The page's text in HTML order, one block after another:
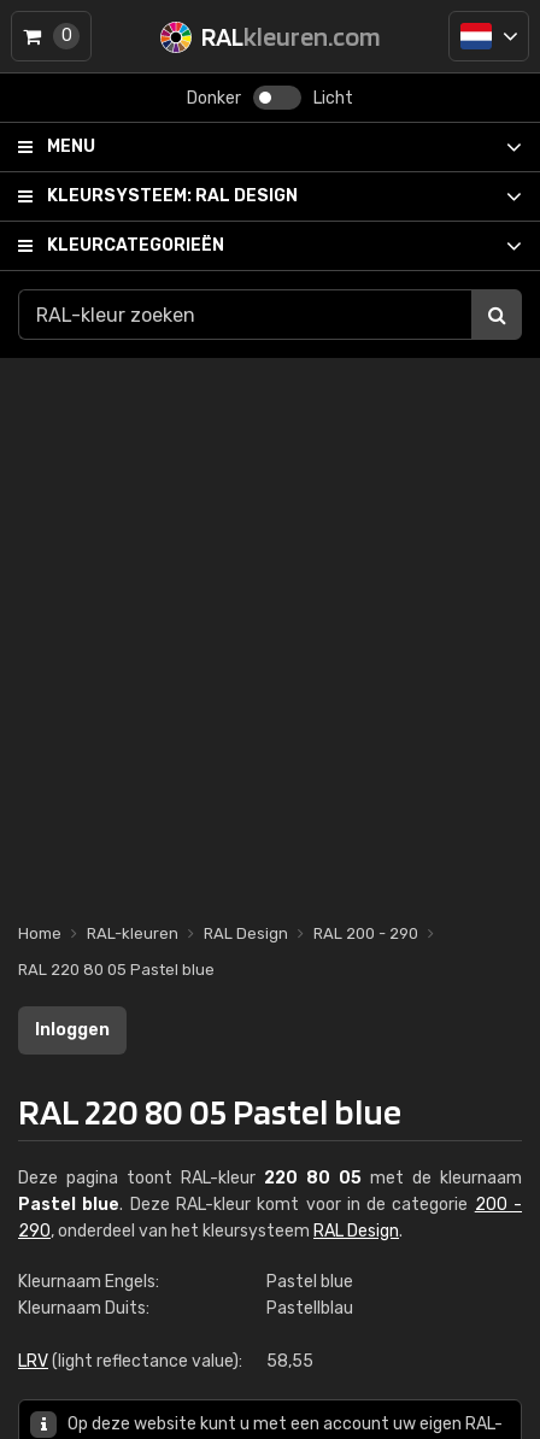
RALkleuren.com
Donker Licht
MENU
KLEURSYSTEEM: RAL DESIGN
KLEURCATEGORIEËN
0
Home RAL-kleuren RAL Design
RAL 200 - 290
RAL 220 80 05 Pastel blue
Inloggen
RAL 220 80 05 Pastel blue
Deze pagina toont RAL-kleur 220 80 05 met de kleurnaam
Pastel blue. Deze RAL-kleur komt voor in de categorie 200 -
290, onderdeel van het kleursysteem RAL Design.
Kleurnaam Engels:
Pastel blue
Kleurnaam Duits:
Pastellblau
LRV(light reflectance value): 58,55
Op deze website kunt u met een account uw eigen RAL-